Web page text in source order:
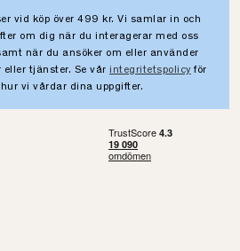
vid köp över 499 kr. Vi samlar in och
om dig när du interagerar med oss
när du ansöker om eller använder
eller tjänster. Se vår integritetspolicy för
vi vårdar dina uppgifter.